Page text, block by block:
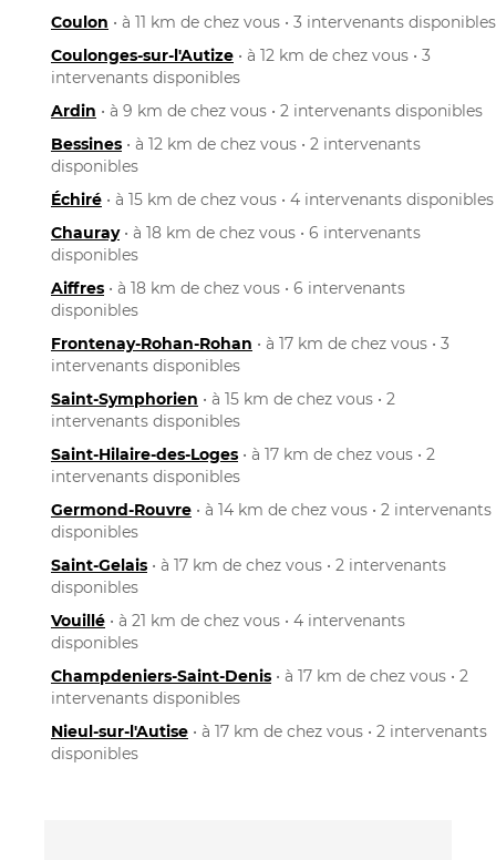
Coulon • à 11 km de chez vous • 3 intervenants disponibles
Coulonges-sur-l'Autize • à 12 km de chez vous • 3
intervenants disponibles
Ardin • à 9 km de chez vous • 2 intervenants disponibles
Bessines • à 12 km de chez vous • 2 intervenants
disponibles
Échiré • à 15 km de chez vous • 4 intervenants disponibles
Chauray• à 18 km de chez vous • 6 intervenants
disponibles
Aiffres • à 18 km de chez vous • 6 intervenants
disponibles
Frontenay-Rohan-Rohan • à 17 km de chez vous • 3
intervenants disponibles
Saint-Symphorien • à 15 km de chez vous • 2
intervenants disponibles
Saint-Hilaire-des-Loges • à 17 km de chez vous • 2
intervenants disponibles
Germond-Rouvre • à 14 km de chez vous • 2 intervenants
disponibles
Saint-Gelais • à 17 km de chez vous • 2 intervenants
disponibles
Vouillé • à 21 km de chez vous • 4 intervenants
disponibles
Champdeniers-Saint-Denis • à 17 km de chez vous • 2
intervenants disponibles
Nieul-sur-l'Autise • à 17 km de chez vous • 2 intervenants
disponibles